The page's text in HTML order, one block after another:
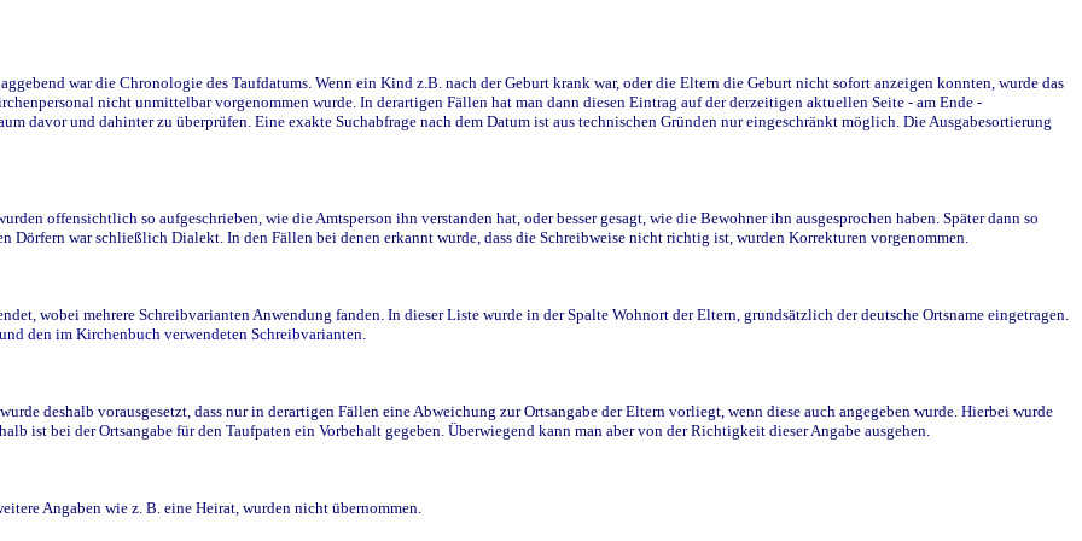
war die Chronologie des Taufdatums. Wenn ein Kind z.B. nach der Geburt krank war, oder die Eltern die Geburt nicht sofort anzeigen konnten, wurde das
nicht unmittelbar vorgenommen wurde. In derartigen Fällen hat man dann diesen Eintrag auf der derzeitigen aktuellen Seite - am Ende -
davor und dahinter zu überprüfen. Eine exakte Suchabfrage nach dem Datum ist aus technischen Gründen nur eingeschränkt möglich. Die Ausgabesortierung
offensichtlich so aufgeschrieben, wie die Amtsperson ihn verstanden hat, oder besser gesagt, wie die Bewohner ihn ausgesprochen haben. Später dann so
Dörfern war schließlich Dialekt. In den Fällen bei denen erkannt wurde, dass die Schreibweise nicht richtig ist, wurden Korrekturen vorgenommen.
wobei mehrere Schreibvarianten Anwendung fanden. In dieser Liste wurde in der Spalte Wohnort der Eltern, grundsätzlich der deutsche Ortsname eingetragen.
den im Kirchenbuch verwendeten Schreibvarianten.
deshalb vorausgesetzt, dass nur in derartigen Fällen eine Abweichung zur Ortsangabe der Eltern vorliegt, wenn diese auch angegeben wurde. Hierbei wurde
ist bei der Ortsangabe für den Taufpaten ein Vorbehalt gegeben. Überwiegend kann man aber von der Richtigkeit dieser Angabe ausgehen.
Angaben wie z. B. eine Heirat, wurden nicht übernommen.